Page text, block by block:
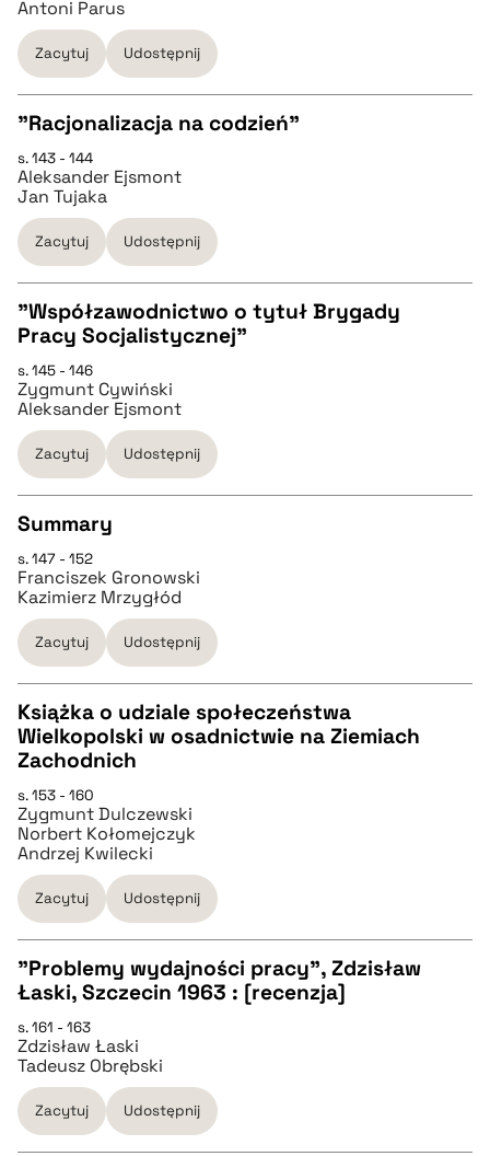
pobierz cytat
BIBTEX
Antoni Parus
Zacytuj Udostępnij
CZYSTY TEKST
pobierz cytat
"Racjonalizacja na codzień"
s. 143 - 144
Aleksander Ejsmont
Jan Tujaka
Zacytuj Udostępnij
CZYSTY TEKST
pobierz cytat
BIBTEX
"Współzawodnictwo o tytuł Brygady
Pracy Socjalistycznej"
s. 145 - 146
Zygmunt Cywiński
Aleksander Ejsmont
Zacytuj Udostępnij
CZYSTY TEKST
pobierz cytat
pobierz cytat
Summary
s. 147 - 152
Franciszek Gronowski
Kazimierz Mrzygłód
Zacytuj Udostępnij
CZYSTY TEKST
pobierz cytat
BIBTEX
pobierz cytat
Książka o udziale społeczeństwa
Wielkopolski w osadnictwie na Ziemiach
Zachodnich
s. 153 - 160
Zygmunt Dulczewski
Norbert Kołomejczyk
Andrzej Kwilecki
Zacytuj Udostępnij
pobierz cytat
BIBTEX
"Problemy wydajności pracy", Zdzisław
Łaski, Szczecin 1963 : [recenzja]
s. 161 - 163
Zdzisław Łaski
Tadeusz Obrębski
Zacytuj Udostępnij